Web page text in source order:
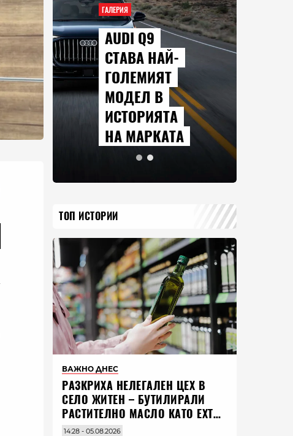
ГАЛЕРИЯ
AUDI Q9
СТАВА НАЙ-
ГОЛЕМИЯТ
МОДЕЛ В
ИСТОРИЯТА
НА МАРКАТА
ТОП ИСТОРИИ
ВАЖНО ДНЕС
РАЗКРИХА НЕЛЕГАЛЕН ЦЕХ В
СЕЛО ЖИТЕН – БУТИЛИРАЛИ
РАСТИТЕЛНО МАСЛО КАТО EXTRA
VIRGIN ЗЕХТИН
14:28 - 05.08.2026